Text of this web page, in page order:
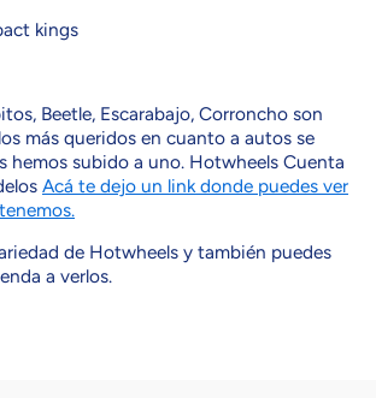
kings
Beetle, Escarabajo, Corroncho son
más queridos en cuanto a autos se
hemos subido a uno. Hotwheels Cuenta
Acá te dejo un link donde puedes ver
de Hotwheels y también puedes
a verlos.